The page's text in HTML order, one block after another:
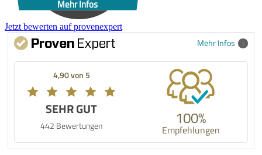
Mehr Infos
Jetzt bewerten auf provenexpert
Mehr Infos
4,90 von 5
SEHR GUT
442 Bewertungen 100%
Empfehlungen